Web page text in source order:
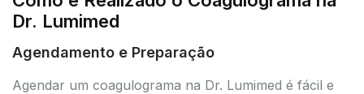
Dr. Lumimed
Agendamento e Preparação
Agendar um coagulograma na Dr. Lumimed é fácil e